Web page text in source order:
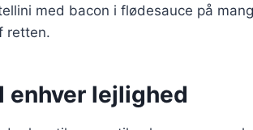
med bacon i flødesauce på
retten.
lejlighed